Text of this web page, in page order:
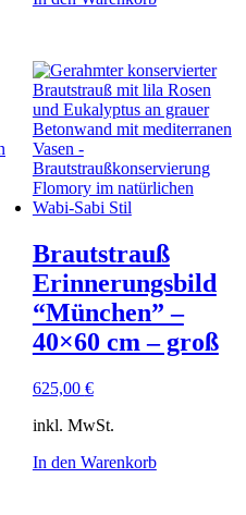
Brautstrauß
Erinnerungsbild
“München” –
40×60 cm – groß
625,00 €
inkl. MwSt.
In den Warenkorb